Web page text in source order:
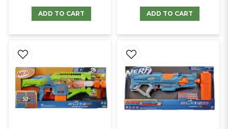
ADD TO CART ADD TO CART